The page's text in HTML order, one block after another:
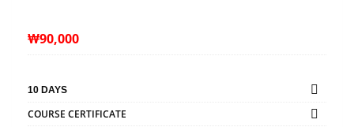
₩90,000
10 DAYS
COURSE CERTIFICATE